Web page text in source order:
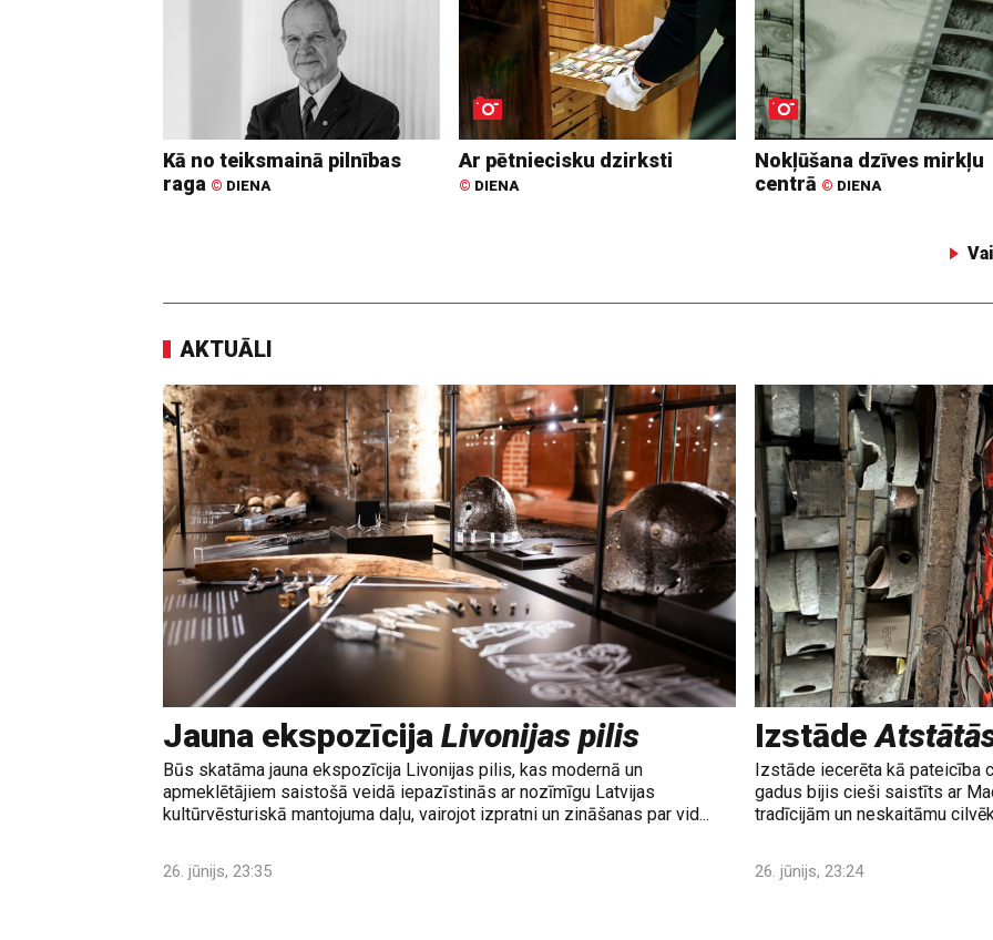
Kā no teiksmainā pilnības
raga © DIENA
Ar pētniecisku dzirksti
© DIENA
Nokļūšana dzīves mirkļu
centrā © DIENA
AKTUĀLI
Jauna ekspozīcija Livonijas pilis
Būs skatāma jauna ekspozīcija Livonijas pilis, kas modernā un
apmeklētājiem saistošā veidā iepazīstinās ar nozīmīgu Latvijas
kultūrvēsturiskā mantojuma daļu, vairojot izpratni un zināšanas par vid...
26. jūnijs, 23:35
Izstāde
Izstāde iecerēta kā pateicība
gadus bijis cieši saistīts ar
tradīcijām un neskaitāmu
26. jūnijs, 23:24